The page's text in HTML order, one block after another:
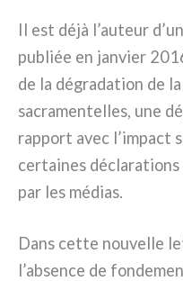
Il est déjà l’auteur
publiée en jan­vier
de la dégra­da­tion de
sacra­men­tel­les, une
rap­port avec l’impact
cer­tai­nes décla­ra­tions
par les médias.
Dans cet­te nou­vel­le
l’absence de